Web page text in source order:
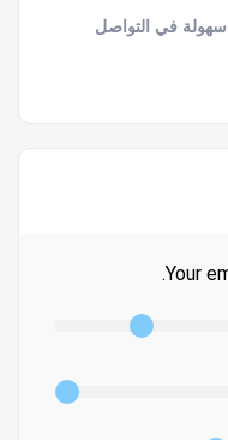
سهولة في التواصل
Your